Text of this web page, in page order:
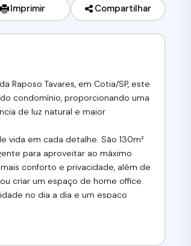
Imprimir Compartilhar
Raposo Tavares, em Cotia/SP, este
condomínio, proporcionando uma
de luz natural e maior
vida em cada detalhe. São 130m²
para aproveitar ao máximo
conforto e privacidade, além de
criar um espaço de home office.
no dia a dia e um espaço
de garagem, sendo 1